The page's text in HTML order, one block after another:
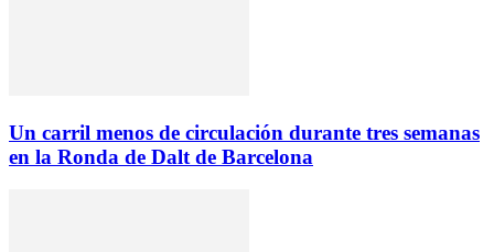
Un carril menos de circulación durante tres semanas
en la Ronda de Dalt de Barcelona